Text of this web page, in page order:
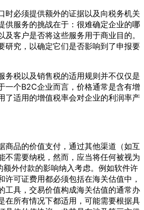
时必须提供额外的证据以及向税务机关
供服务的挑战在于：很难确定企业的哪
及客户是否将这些服务用于商业目的。
研究，以确定它们是否影响到了申报要
务税以及销售税的适用规则并不仅仅是
一个B2C企业而言，价格通常是含有增
了适用的增值税率会对企业的利润率产
商品的价值支付，通过其他渠道（如互
不需要纳税，然而，应当将任何被视为
额外付款的影响纳入考虑。例如软件许
许可证费用都必须包括在海关估值中，
工具，交易价值构成海关估值的通常办
在所有情况下都适用，可能需要根据具